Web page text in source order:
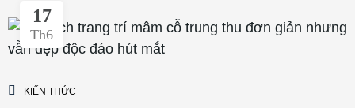
17
Th6
KIẾN THỨC